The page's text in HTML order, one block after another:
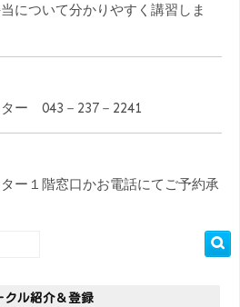
について分かりやすく講習しま
ー 043－237－2241
ー１階窓口かお電話にてご予約承
クル紹介＆登録